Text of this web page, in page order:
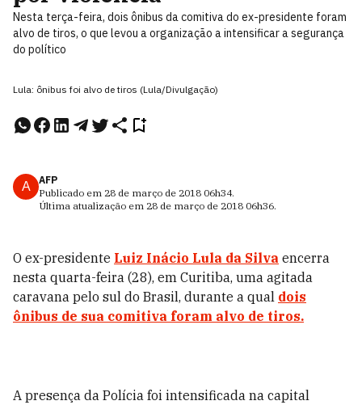
Nesta terça-feira, dois ônibus da comitiva do ex-presidente foram
alvo de tiros, o que levou a organização a intensificar a segurança
do político
Lula: ônibus foi alvo de tiros (Lula/Divulgação)
A
AFP
Publicado em 28 de março de 2018 06h34.
Última atualização em 28 de março de 2018 06h36.
O ex-presidente Luiz Inácio Lula da Silva encerra
nesta quarta-feira (28), em Curitiba, uma agitada
caravana pelo sul do Brasil, durante a qual dois
ônibus de sua comitiva foram alvo de tiros.
A presença da Polícia foi intensificada na capital